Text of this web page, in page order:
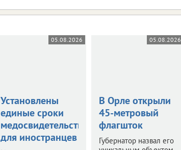
05.08.2026
Установлены
единые сроки
медосвидетельствования
для иностранцев
05.08.2026
В Орле открыли
45-метровый
флагшток
Губернатор назвал его